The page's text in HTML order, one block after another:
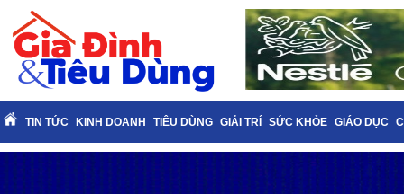
TIN TỨC KINH DOANH TIÊU DÙNG GIẢI TRÍ SỨC KHỎE GIÁO DỤC